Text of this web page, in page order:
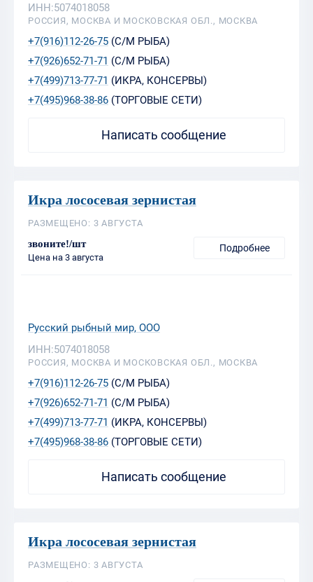
ИНН:5074018058
РОССИЯ, МОСКВА И МОСКОВСКАЯ ОБЛ., МОСКВА
+7(916)112-26-75 (С/М РЫБА)
+7(926)652-71-71 (С/М РЫБА)
+7(499)713-77-71 (ИКРА, КОНСЕРВЫ)
+7(495)968-38-86 (ТОРГОВЫЕ СЕТИ)
Написать сообщение
Икра лососевая зернистая
РАЗМЕЩЕНО: 3 АВГУСТА
звоните!/шт
Цена на 3 августа
Подробнее
Русский рыбный мир, ООО
ИНН:5074018058
РОССИЯ, МОСКВА И МОСКОВСКАЯ ОБЛ., МОСКВА
+7(916)112-26-75 (С/М РЫБА)
+7(926)652-71-71 (С/М РЫБА)
+7(499)713-77-71 (ИКРА, КОНСЕРВЫ)
+7(495)968-38-86 (ТОРГОВЫЕ СЕТИ)
Написать сообщение
Икра лососевая зернистая
РАЗМЕЩЕНО: 3 АВГУСТА